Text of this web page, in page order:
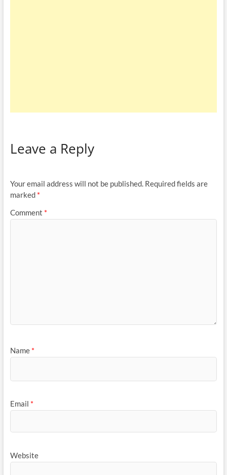
Leave a Reply
Your email address will not be published. Required fields are
marked *
Comment *
Name *
Email *
Website